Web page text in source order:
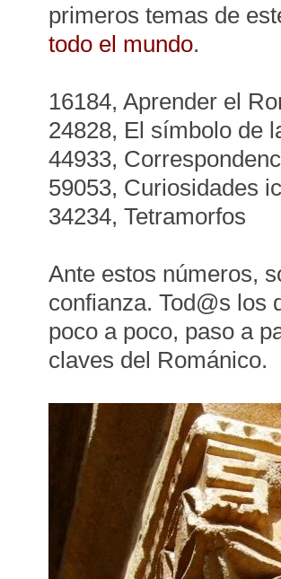
primeros temas de
todo el mundo.
16184, Aprender el
24828, El símbolo de
44933,
59053, Curiosidades
34234, Tetramorfos
Ante estos números,
confianza. Tod@s los
poco a poco, paso a
claves del Románico.